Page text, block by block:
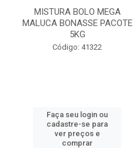
MISTURA BOLO MEGA
MALUCA BONASSE PACOTE
5KG
Código: 41322
Faça seu login ou
cadastre-se para
ver preços e
comprar